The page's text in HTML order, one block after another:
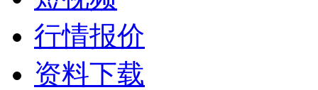
行情报价
资料下载